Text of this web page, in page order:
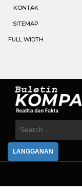
KONTAK
SITEMAP
FULL WIDTH
Search
LANGGANAN